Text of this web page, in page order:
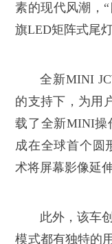
素的现代风潮，
旗LED矩阵式尾
全新MINI
的支持下，为用
载了全新MINI操
成在全球首个圆
术将屏幕影像延
此外，该车
模式都有独特的